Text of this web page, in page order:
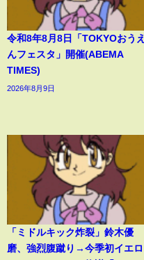
令和8年8月8日「TOKYOおうえ
んフェスタ」開催(ABEMA
TIMES)
2026年8月9日
「ミドルキック炸裂」鈴木優
磨、強烈腹蹴り→今季初イエロ